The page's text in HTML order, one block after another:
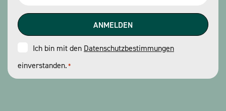
Consent
*
Ich bin mit den Datenschutzbestimmungen
einverstanden.*